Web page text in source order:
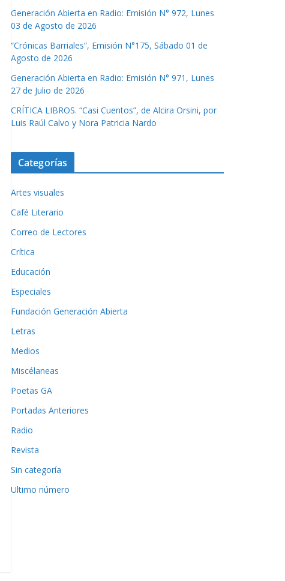
Generación Abierta en Radio: Emisión N° 972, Lunes
03 de Agosto de 2026
“Crónicas Barriales”, Emisión N°175, Sábado 01 de
Agosto de 2026
Generación Abierta en Radio: Emisión N° 971, Lunes
27 de Julio de 2026
CRÍTICA LIBROS. “Casi Cuentos”, de Alcira Orsini, por
Luis Raúl Calvo y Nora Patricia Nardo
Categorías
Artes visuales
Café Literario
Correo de Lectores
Crítica
Educación
Especiales
Fundación Generación Abierta
Letras
Medios
Miscélaneas
Poetas GA
Portadas Anteriores
Radio
Revista
Sin categoría
Ultimo número